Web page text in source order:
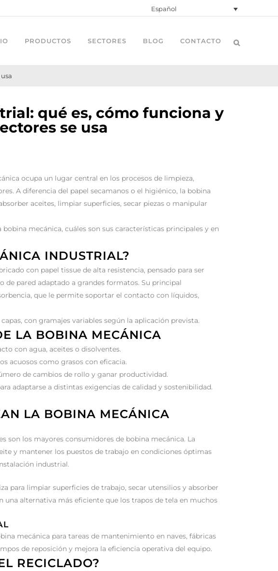
Español
PRODUCTOS SECTORES
Bobina Secamanos
Higiénico Industrial
Higiénico Doméstico
Toallas
Bobina Mini Secamanos
Camilla
Higiénico Doméstico
Bobina Mini Secamanos
Toallas
Servilletas
Bobina Secamanos
BLOG CONTACTO
qué es, cómo funciona y
se usa
ocupa un lugar central en los procesos de limpieza,
A diferencia del papel secamanos o el higiénico, la bobina
aceites, limpiar superficies, secar piezas o manipular
mecánica, cuáles son sus características principales y en
INDUSTRIAL?
con papel tissue de alta resistencia, pensado para ser
de pared adaptado a grandes formatos. Su principal
que le permite soportar el contacto con líquidos,
con gramajes variables según la aplicación prevista.
LA BOBINA MECÁNICA
con agua, aceites o disolventes.
acuosos como grasos con eficacia.
de cambios de rollo y ganar productividad.
adaptarse a distintas exigencias de calidad y sostenibilidad.
LA BOBINA MECÁNICA
son los mayores consumidores de bobina mecánica. La
y mantener los puestos de trabajo en condiciones óptimas
industrial.
para limpiar superficies de trabajo, secar utensilios y absorber
una alternativa más eficiente que los trapos de tela en muchos
mecánica para tareas de mantenimiento en naves, fábricas
de reposición y mejora la eficiencia operativa del equipo.
RECICLADO?